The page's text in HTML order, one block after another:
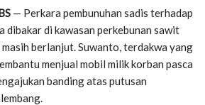
— Perkara pembunuhan sadis terhadap
dibakar di kawasan perkebunan sawit
berlanjut. Suwanto, terdakwa yang
menjual mobil milik korban pasca
banding atas putusan